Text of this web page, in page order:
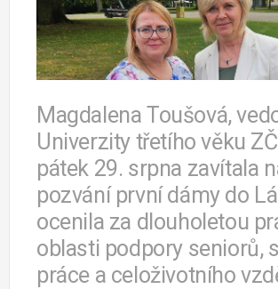
Magdalena Toušová,
Univerzity třetího věku
pátek 29. srpna zavítala
pozvání první dámy do
ocenila za dlouholetou
oblasti podpory seniorů,
práce a celoživotního